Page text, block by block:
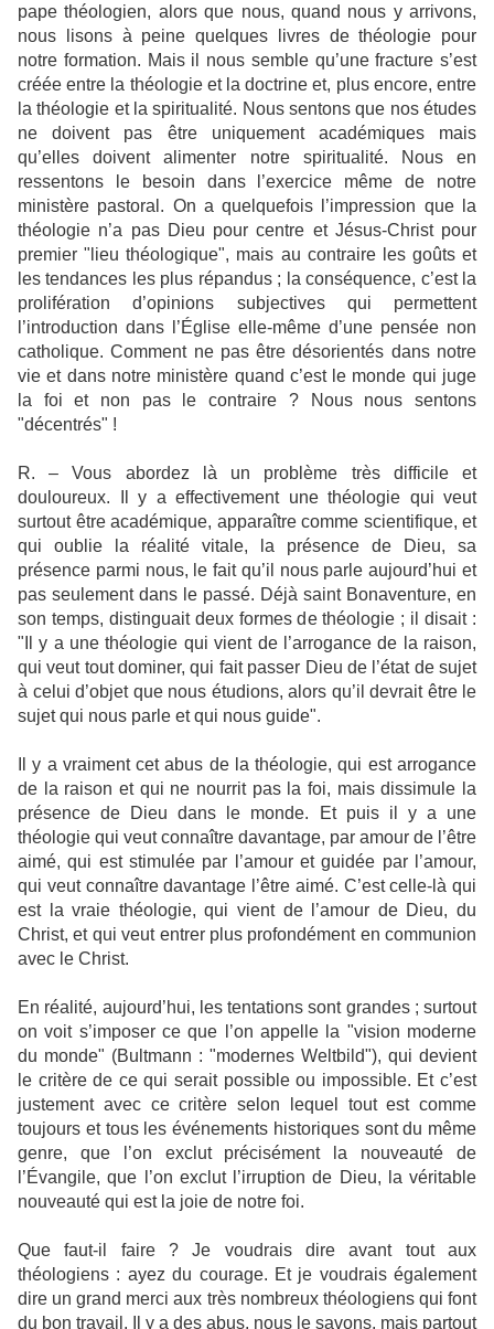
pape théologien, alors que nous, quand nous y arrivons,
nous lisons à peine quelques livres de théologie pour
notre formation. Mais il nous semble qu’une fracture s’est
créée entre la théologie et la doctrine et, plus encore, entre
la théologie et la spiritualité. Nous sentons que nos études
ne doivent pas être uniquement académiques mais
qu’elles doivent alimenter notre spiritualité. Nous en
ressentons le besoin dans l’exercice même de notre
ministère pastoral. On a quelquefois l’impression que la
théologie n’a pas Dieu pour centre et Jésus-Christ pour
premier "lieu théologique", mais au contraire les goûts et
les tendances les plus répandus ; la conséquence, c’est la
prolifération d’opinions subjectives qui permettent
l’introduction dans l’Église elle-même d’une pensée non
catholique. Comment ne pas être désorientés dans notre
vie et dans notre ministère quand c’est le monde qui juge
la foi et non pas le contraire ? Nous nous sentons
"décentrés" !
R. – Vous abordez là un problème très difficile et
douloureux. Il y a effectivement une théologie qui veut
surtout être académique, apparaître comme scientifique, et
qui oublie la réalité vitale, la présence de Dieu, sa
présence parmi nous, le fait qu’il nous parle aujourd’hui et
pas seulement dans le passé. Déjà saint Bonaventure, en
son temps, distinguait deux formes de théologie ; il disait :
"Il y a une théologie qui vient de l’arrogance de la raison,
qui veut tout dominer, qui fait passer Dieu de l’état de sujet
à celui d’objet que nous étudions, alors qu’il devrait être le
sujet qui nous parle et qui nous guide".
Il y a vraiment cet abus de la théologie, qui est arrogance
de la raison et qui ne nourrit pas la foi, mais dissimule la
présence de Dieu dans le monde. Et puis il y a une
théologie qui veut connaître davantage, par amour de l’être
aimé, qui est stimulée par l’amour et guidée par l’amour,
qui veut connaître davantage l’être aimé. C’est celle-là qui
est la vraie théologie, qui vient de l’amour de Dieu, du
Christ, et qui veut entrer plus profondément en communion
avec le Christ.
En réalité, aujourd’hui, les tentations sont grandes ; surtout
on voit s’imposer ce que l’on appelle la "vision moderne
du monde" (Bultmann : "modernes Weltbild"), qui devient
le critère de ce qui serait possible ou impossible. Et c’est
justement avec ce critère selon lequel tout est comme
toujours et tous les événements historiques sont du même
genre, que l’on exclut précisément la nouveauté de
l’Évangile, que l’on exclut l’irruption de Dieu, la véritable
nouveauté qui est la joie de notre foi.
Que faut-il faire ? Je voudrais dire avant tout aux
théologiens : ayez du courage. Et je voudrais également
dire un grand merci aux très nombreux théologiens qui font
du bon travail. Il y a des abus, nous le savons, mais partout